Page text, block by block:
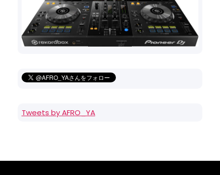
Tweets by AFRO_YA